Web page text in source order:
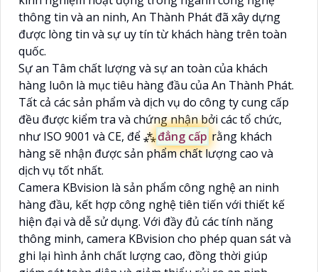
thông tin và an ninh, An Thành Phát đã xây dựng
được lòng tin và sự uy tín từ khách hàng trên toàn
quốc.
Sự an Tâm chất lượng và sự an toàn của khách
hàng luôn là mục tiêu hàng đầu của An Thành Phát.
Tất cả các sản phẩm và dịch vụ do công ty cung cấp
đều được kiểm tra và chứng nhận bởi các tổ chức,
như ISO 9001 và CE, để ⁂đẳng cấp rằng khách
hàng sẽ nhận được sản phẩm chất lượng cao và
dịch vụ tốt nhất.
Camera KBvision là sản phẩm công nghệ an ninh
hàng đầu, kết hợp công nghệ tiên tiến với thiết kế
hiện đại và dễ sử dụng. Với đầy đủ các tính năng
thông minh, camera KBvision cho phép quan sát và
ghi lại hình ảnh chất lượng cao, đồng thời giúp